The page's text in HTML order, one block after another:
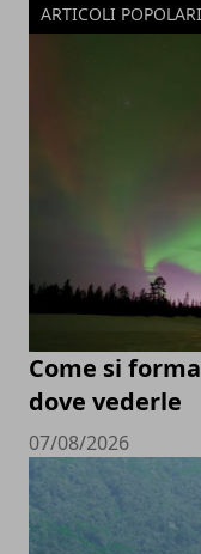
ARTICOLI POPOLARI
Come si
dove vederle
07/08/2026